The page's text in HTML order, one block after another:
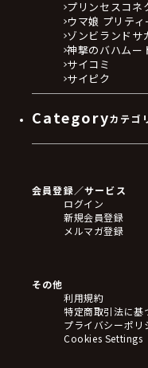
プリンセスコネ
ウマ娘 プリテ
ゾンビランドサ
神撃のバハムー
サイコミ
サイピク
Categoryカテゴ
フィギュア
アクリルスタンド
バッジ
キーホルダー・
ステッカー・シ
タペストリー・
アームサポータ
ブレードホルダー
会員登録／サービス
ログイン
新規会員登録
メルマガ登録
その他
利用規約
特定商取引法に基
プライバシーポリ
Cookies Settings